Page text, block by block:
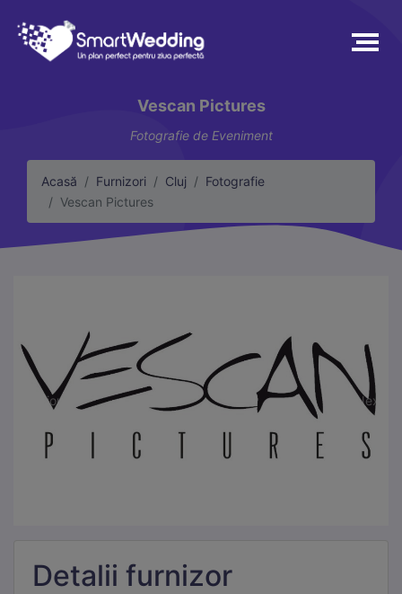
Vescan Pictures
Fotografie de Eveniment
Acasă Furnizori Cluj
Fotografie
Vescan Pictures
Previous Next
Detalii furnizor